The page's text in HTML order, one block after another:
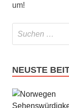
um!
NEUSTE